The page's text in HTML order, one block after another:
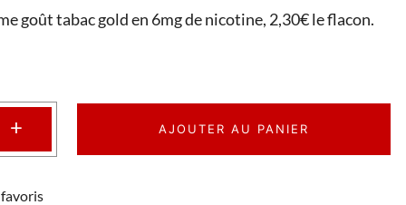
goût tabac gold en 6mg de nicotine, 2,30€ le flacon.
+ AJOUTER AU PANIER